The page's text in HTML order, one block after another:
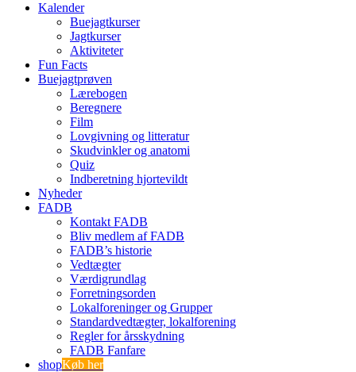
Kalender
Buejagtkurser
Jagtkurser
Aktiviteter
Fun Facts
Buejagtprøven
Lærebogen
Beregnere
Film
Lovgivning og litteratur
Skudvinkler og anatomi
Quiz
Indberetning hjortevildt
Nyheder
FADB
Kontakt FADB
Bliv medlem af FADB
FADB’s historie
Vedtægter
Værdigrundlag
Forretningsorden
Lokalforeninger og Grupper
Standardvedtægter, lokalforening
Regler for årsskydning
FADB Fanfare
shopKøb her